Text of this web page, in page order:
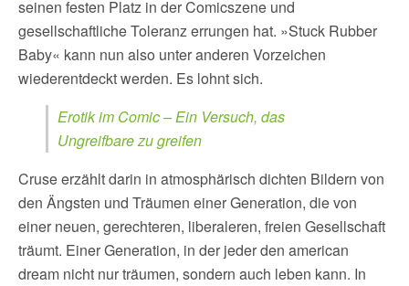
seinen festen Platz in der Comicszene und
gesellschaftliche Toleranz errungen hat. »Stuck Rubber
Baby« kann nun also unter anderen Vorzeichen
wiederentdeckt werden. Es lohnt sich.
Erotik im Comic ­– Ein Versuch, das
Ungreifbare zu greifen
Cruse erzählt darin in atmosphärisch dichten Bildern von
den Ängsten und Träumen einer Generation, die von
einer neuen, gerechteren, liberaleren, freien Gesellschaft
träumt. Einer Generation, in der jeder den american
dream nicht nur träumen, sondern auch leben kann. In